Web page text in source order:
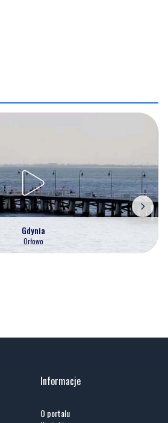
Gdynia
Orłowo
Informacje
Kontakt
Reklama